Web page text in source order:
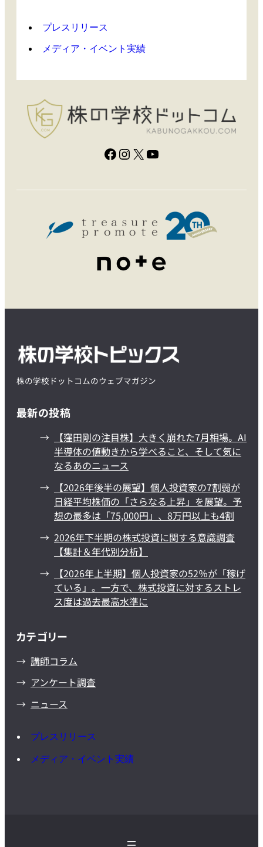
プレスリリース
メディア・イベント実績
Facebook InstagramX YouTube
株の学校ドットコムのウェブマガジン
最新の投稿
【窪田剛の注目株】大きく崩れた7月相場。AI
半導体の値動きから学べること、そして気に
なるあのニュース
【2026年後半の展望】個人投資家の7割弱が
日経平均株価の「さらなる上昇」を展望。予
想の最多は「75,000円」、8万円以上も4割
2026年下半期の株式投資に関する意識調査
【集計＆年代別分析】
【2026年上半期】個人投資家の52％が「稼げ
ている」。一方で、株式投資に対するストレ
ス度は過去最高水準に
カテゴリー
講師コラム
アンケート調査
ニュース
プレスリリース
メディア・イベント実績